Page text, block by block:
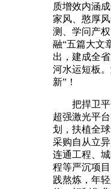
质增效内涵
家风、憨厚
测、学问产
融“五篇大文
出，建成全
河水运短板
新”！
把捍卫平
超强激光平
划，扶植全
采购自从立
连通工程、
程等严沉项
践熬炼，年